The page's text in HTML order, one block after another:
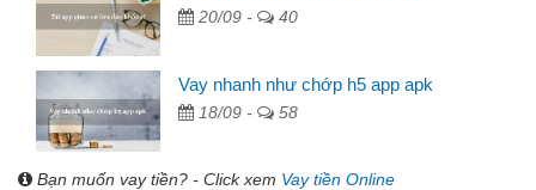
20/09 - 40
Vay nhanh như chớp h5 app apk
18/09 - 58
Bạn muốn vay tiền? - Click xem Vay tiền Online